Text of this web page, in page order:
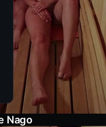
Nago
Zarządzaj
Niezbędne
Zapewnia płynne
Preferencje
Zapisuje twoje
Statystyka
Pomaga nam
Marketing
Umożliwia
Więcej informacji
Zapisz wybór